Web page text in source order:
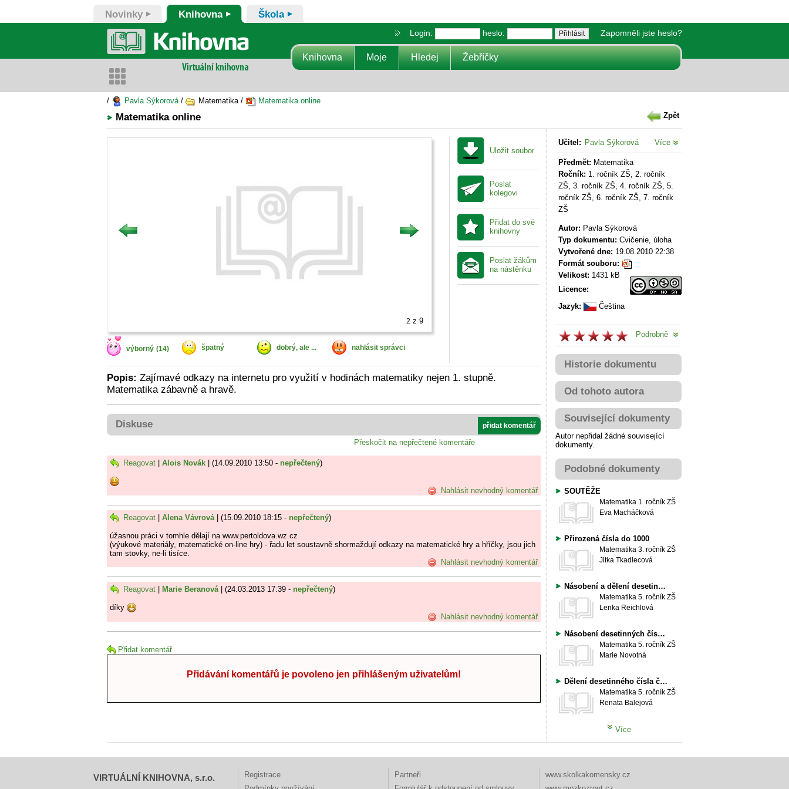
Novinky Knihovna Škola
Login: heslo: Zapomněli jste heslo?
Knihovna Moje Hledej Žebříčky
/ Pavla Sýkorová/ Matematika / Matematika online
Matematika online Zpět
2 z 9
výborný (14) špatný dobrý, ale ... nahlásit správci
Uložit soubor
Poslat
kolegovi
Přidat do své
knihovny
Poslat žákům
na nástěnku
Popis: Zajímavé odkazy na internetu pro využití v hodinách matematiky nejen 1. stupně.
Matematika zábavně a hravě.
Diskuse přidat komentář
Přeskočit na nepřečtené komentáře
Reagovat Alois Novák | (14.09.2010 13:50 - nepřečtený)
Nahlásit nevhodný komentář
Reagovat Alena Vávrová| (15.09.2010 18:15 - nepřečtený)
úžasnou práci v tomhle dělají na www.pertoldova.wz.cz
(výukové materiály, matematické on-line hry) - řadu let soustavně shormaždují odkazy na matematické hry a hříčky, jsou jich
tam stovky, ne-li tisíce.
Nahlásit nevhodný komentář
Reagovat Marie Beranová| (24.03.2013 17:39 - nepřečtený)
díky
Nahlásit nevhodný komentář
Přidat komentář
Přidávání komentářů je povoleno jen přihlášeným uživatelům!
Učitel: Pavla Sýkorová Více
Předmět: Matematika
Ročník: 1. ročník ZŠ, 2. ročník
ZŠ, 3. ročník ZŠ, 4. ročník ZŠ, 5.
ročník ZŠ, 6. ročník ZŠ, 7. ročník
ZŠ
Autor: Pavla Sýkorová
Typ dokumentu: Cvičenie, úloha
Vytvořené dne: 19.08.2010 22:38
Formát souboru:
Velikost: 1431 kB
Licence:
Jazyk:
Čeština
Podrobně
Historie dokumentu
Od tohoto autora
Související dokumenty
Autor nepřidal žádné související
dokumenty.
Podobné dokumenty
SOUTĚŽE
Matematika 1. ročník ZŠ
Eva Macháčková
Přirozená čísla do 1000
Matematika 3. ročník ZŠ
Jitka Tkadlecová
Násobení a dělení desetinných čísel 10 a 100, souměrnost podle roviny, násobení a dělení desetinných čísel přirozenými čísly menšími než 10.
Matematika 5. ročník ZŠ
Lenka Reichlová
Násobení desetinných čísel číslem přirozeným
Matematika 5. ročník ZŠ
Marie Novotná
Dělení desetinného čísla číslem přirozeným
Matematika 5. ročník ZŠ
Renata Balejová
Více
VIRTUÁLNÍ KNIHOVNA, s.r.o.
Registrace
Partneři
www.skolkakomensky.cz